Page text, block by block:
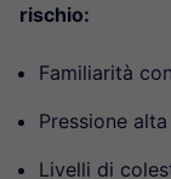
rischio:
Familiarità
Pressione alta
Livelli di